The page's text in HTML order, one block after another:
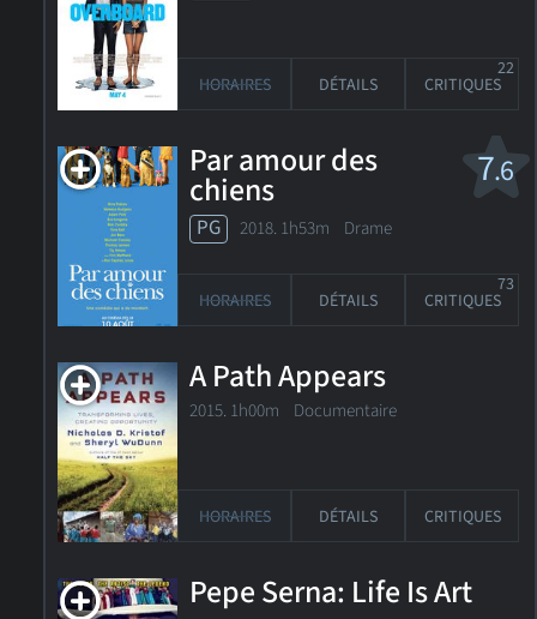
HORAIRES DÉTAILS CRITIQUES
22
7.6
Par amour des
chiens
PG 2018. 1h53m Drame
HORAIRES DÉTAILS CRITIQUES
73
A Path Appears
2015. 1h00m Documentaire
HORAIRES DÉTAILS CRITIQUES
Pepe Serna: Life Is Art